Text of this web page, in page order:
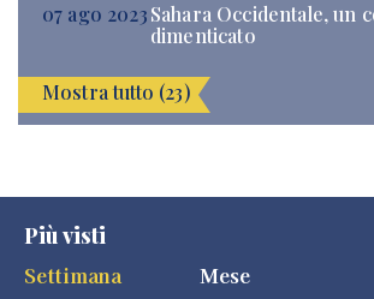
07 ago 2023Sahara Occidentale, un
dimenticato
Mostra tutto (23)
Più visti
Settimana
Mese